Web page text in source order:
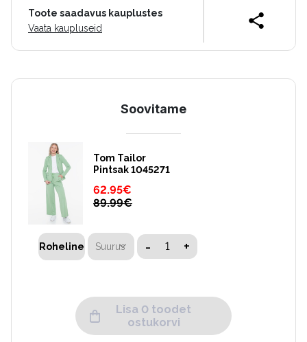
Toote saadavus kauplustes
Vaata kaupluseid
Soovitame
Tom Tailor
Pintsak 1045271
62.95€
89.99€
Roheline Suurus - +
Lisa 0 toodet
ostukorvi